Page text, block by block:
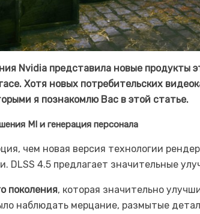
Nvidia представила новые продукты
Хотя новых потребительских
я познакомлю Вас в этой статье.
MI и генерация персонала
чем новая версия технологии
DLSS 4.5 предлагает значительные
поколения, которая значительно
наблюдать мерцание, размытые